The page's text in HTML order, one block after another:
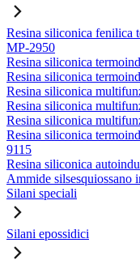
Resina siliconica fenilica
MP-2950
Resina siliconica
Resina siliconica
Resina siliconica
Resina siliconica
Resina siliconica
Resina siliconica
9115
Resina siliconica
Ammide silsesquiossano
Silani speciali
Silani epossidici